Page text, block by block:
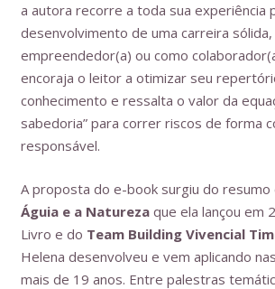
a autora recorre a toda sua experiência
desenvolvimento de uma carreira
empreendedor(a) ou como
encoraja o leitor a otimizar seu
conhecimento e ressalta o valor da
sabedoria” para correr riscos de forma
responsável.
A proposta do e-book surgiu do resumo
Águia e a Natureza que ela lançou em
Livro e do Team Building Vivencial
Helena desenvolveu e vem aplicando
mais de 19 anos. Entre palestras